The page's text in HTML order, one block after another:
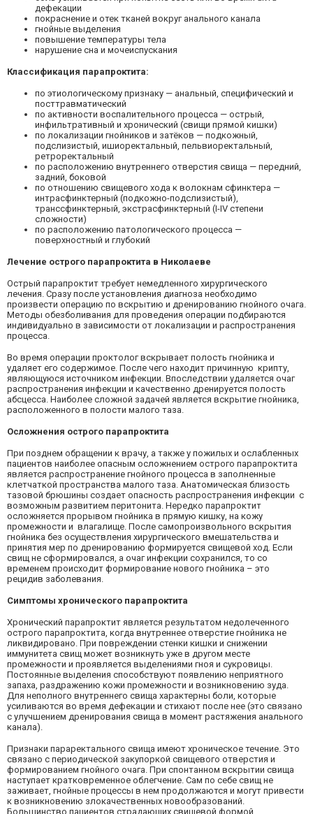
дефекации
покраснение и отек тканей вокруг анального канала
гнойные выделения
повышение температуры тела
нарушение сна и мочеиспускания
Классификация парапроктита:
по этиологическому признаку — анальный, специфический и
посттравматический
по активности воспалительного процесса — острый,
инфильтративный и хронический (свищи прямой кишки)
по локализации гнойников и затёков — подкожный,
подслизистый, ишиоректальный, пельвиоректальный,
ретроректальный
по расположению внутреннего отверстия свища — передний,
задний, боковой
по отношению свищевого хода к волокнам сфинктера —
интрасфинктерный (подкожно-подслизистый),
транссфинктерный, экстрасфинктерный (I-IV степени
сложности)
по расположению патологического процесса —
поверхностный и глубокий
Лечение острого парапроктита в Николаеве
Острый парапроктит требует немедленного хирургического
лечения. Сразу после установления диагноза необходимо
произвести операцию по вскрытию и дренированию гнойного очага.
Методы обезболивания для проведения операции подбираются
индивидуально в зависимости от локализации и распространения
процесса.
Во время операции проктолог вскрывает полость гнойника и
удаляет его содержимое. После чего находит причинную крипту,
являющуюся источником инфекции. Впоследствии удаляется очаг
распространения инфекции и качественно дренируется полость
абсцесса. Наиболее сложной задачей является вскрытие гнойника,
расположенного в полости малого таза.
Осложнения острого парапроктита
При позднем обращении к врачу, а также у пожилых и ослабленных
пациентов наиболее опасным осложнением острого парапроктита
является распространение гнойного процесса в заполненные
клетчаткой пространства малого таза. Анатомическая близость
тазовой брюшины создает опасность распространения инфекции с
возможным развитием перитонита. Нередко парапроктит
осложняется прорывом гнойника в прямую кишку, на кожу
промежности и влагалище. После самопроизвольного вскрытия
гнойника без осуществления хирургического вмешательства и
принятия мер по дренированию формируется свищевой ход. Если
свищ не сформировался, а очаг инфекции сохранился, то со
временем происходит формирование нового гнойника – это
рецидив заболевания.
Симптомы хронического парапроктита
Хронический парапроктит является результатом недолеченного
острого парапроктита, когда внутреннее отверстие гнойника не
ликвидировано. При повреждении стенки кишки и снижении
иммунитета свищ может возникнуть уже в другом месте
промежности и проявляется выделениями гноя и сукровицы.
Постоянные выделения способствуют появлению неприятного
запаха, раздражению кожи промежности и возникновению зуда.
Для неполного внутреннего свища характерны боли, которые
усиливаются во время дефекации и стихают после нее (это связано
с улучшением дренирования свища в момент растяжения анального
канала).
Признаки параректального свища имеют хроническое течение. Это
связано с периодической закупоркой свищевого отверстия и
формированием гнойного очага. При спонтанном вскрытии свища
наступает кратковременное облегчение. Сам по себе свищ не
заживает, гнойные процессы в нем продолжаются и могут привести
к возникновению злокачественных новообразований.
Большинство пациентов страдающих свищевой формой